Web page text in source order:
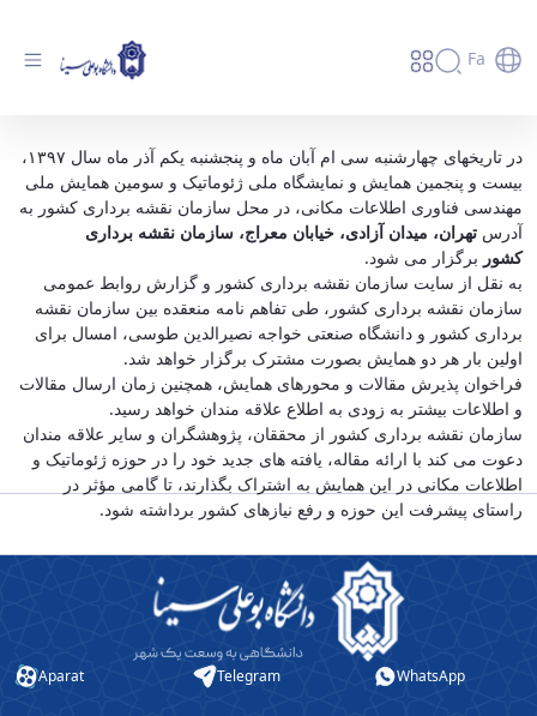
Fa
بیست و پنجمین همایش و نمایشگاه ملی
ژئوماتیک و سومین همایش ملی مهندسی فناوری
اطلاعات مکانی - دانشگاه بوعلی سینا همدان
در تاریخهای چهارشنبه سی ام آبان ماه و پنجشنبه یکم آذر ماه سال ۱۳۹۷،
بیست و پنجمین همایش و نمایشگاه ملی ژئوماتیک و سومین همایش ملی
مهندسی فناوری اطلاعات مکانی، در محل سازمان نقشه برداری کشور به
آدرس تهران، میدان آزادی، خیابان معراج، سازمان نقشه برداری
کشور برگزار می شود.
به نقل از سایت سازمان نقشه برداری کشور و گزارش روابط عمومی
سازمان نقشه برداری کشور، طی تفاهم نامه منعقده بین سازمان نقشه
برداری کشور و دانشگاه صنعتی خواجه نصیرالدین طوسی، امسال برای
اولین بار هر دو همایش بصورت مشترک برگزار خواهد شد.
فراخوان پذیرش مقالات و محورهای همایش، همچنین زمان ارسال مقالات
و اطلاعات بیشتر به زودی به اطلاع علاقه مندان خواهد رسید.
سازمان نقشه برداری کشور از محققان، پژوهشگران و سایر علاقه مندان
دعوت می کند با ارائه مقاله، یافته های جدید خود را در حوزه ژئوماتیک و
اطلاعات مکانی در این همایش به اشتراک بگذارند، تا گامی مؤثر در
راستای پیشرفت این حوزه و رفع نیازهای کشور برداشته شود.
Aparat Telegram WhatsApp